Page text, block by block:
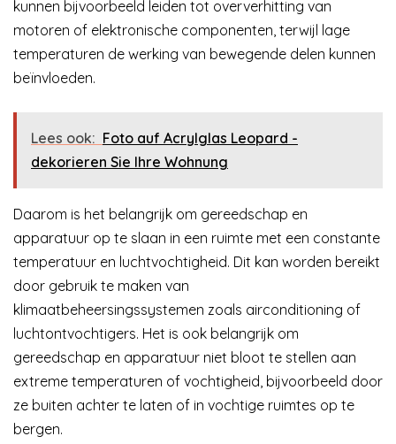
kunnen bijvoorbeeld leiden tot oververhitting van
motoren of elektronische componenten, terwijl lage
temperaturen de werking van bewegende delen kunnen
beïnvloeden.
Lees ook: Foto auf Acrylglas Leopard -
dekorieren Sie Ihre Wohnung
Daarom is het belangrijk om gereedschap en
apparatuur op te slaan in een ruimte met een constante
temperatuur en luchtvochtigheid. Dit kan worden bereikt
door gebruik te maken van
klimaatbeheersingssystemen zoals airconditioning of
luchtontvochtigers. Het is ook belangrijk om
gereedschap en apparatuur niet bloot te stellen aan
extreme temperaturen of vochtigheid, bijvoorbeeld door
ze buiten achter te laten of in vochtige ruimtes op te
bergen.